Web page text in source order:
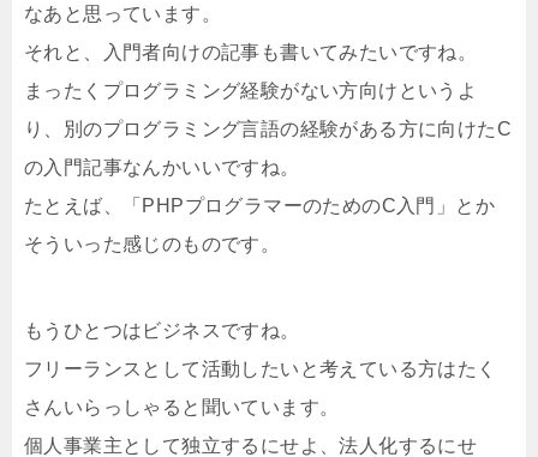
なあと思っています。
それと、入門者向けの記事も書いてみたいですね。
まったくプログラミング経験がない方向けというよ
り、別のプログラミング言語の経験がある方に向けたC
の入門記事なんかいいですね。
たとえば、「PHPプログラマーのためのC入門」とか
そういった感じのものです。
もうひとつはビジネスですね。
フリーランスとして活動したいと考えている方はたく
さんいらっしゃると聞いています。
個人事業主として独立するにせよ、法人化するにせ